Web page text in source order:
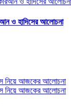
ও হাদিসের আলোচনা